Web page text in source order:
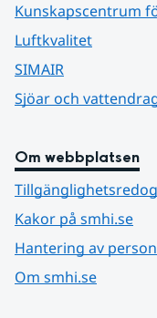
Kunskapscentrum
Luftkvalitet
SIMAIR
Sjöar och
Om webbplatsen
Kakor på smhi.se
Hantering av
Om smhi.se